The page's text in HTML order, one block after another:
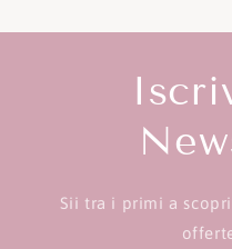
Sii tra i primi a